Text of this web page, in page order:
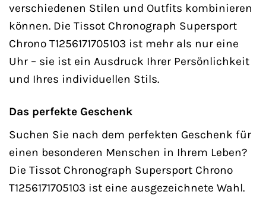
verschiedenen Stilen und Outfits kombinieren
können. Die Tissot Chronograph Supersport
Chrono T1256171705103 ist mehr als nur eine
Uhr – sie ist ein Ausdruck Ihrer Persönlichkeit
und Ihres individuellen Stils.
Das perfekte Geschenk
Suchen Sie nach dem perfekten Geschenk für
einen besonderen Menschen in Ihrem Leben?
Die Tissot Chronograph Supersport Chrono
T1256171705103 ist eine ausgezeichnete Wahl.